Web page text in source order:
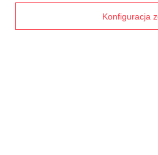
Konfiguracja